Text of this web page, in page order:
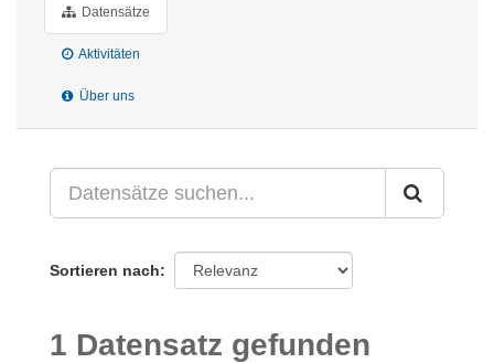
Datensätze
Aktivitäten
Über uns
Sortieren nach
1 Datensatz gefunden